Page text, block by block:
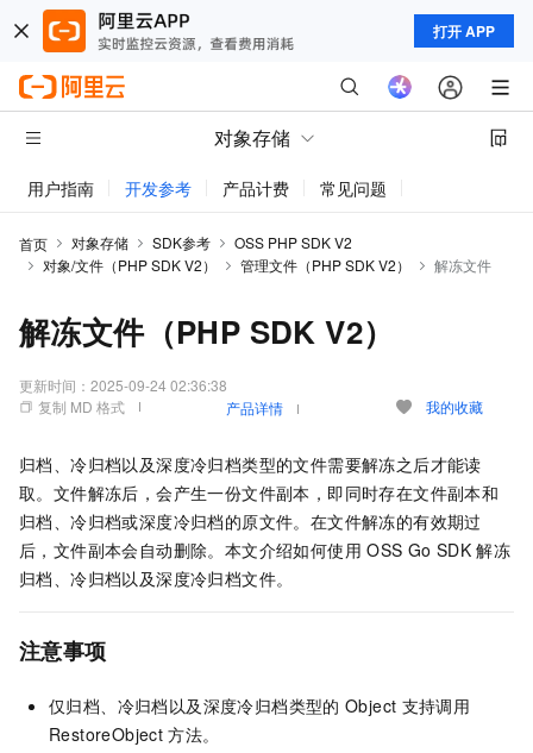
打开 APP
对象存储
用户指南 开发参考 产品计费 常见问题
首页 对象存储 SDK参考
OSS PHP SDK V2
对象/文件（PHP SDK V2）
管理文件（PHP SDK V2） 解冻文件
解冻文件（PHP SDK V2）
更新时间： 2025-09-24 02:36:38
复制 MD 格式
产品详情 我的收藏
归档、冷归档以及深度冷归档类型的文件需要解冻之后才能读
取。文件解冻后，会产生一份文件副本，即同时存在文件副本和
归档、冷归档或深度冷归档的原文件。在文件解冻的有效期过
后，文件副本会自动删除。本文介绍如何使用 OSS Go SDK 解冻
归档、冷归档以及深度冷归档文件。
注意事项
仅归档、冷归档以及深度冷归档类型的 Object 支持调用
RestoreObject 方法。